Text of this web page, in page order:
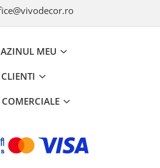
MEU
CLIENTI
COMERCIALE